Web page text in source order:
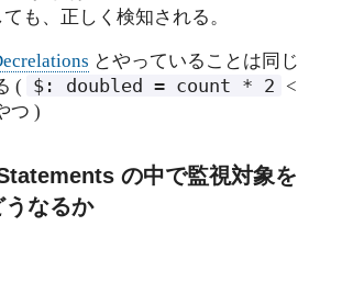
も、正しく検知される。
とやっていることは同じ
(
$: doubled = count * 2
<
つ )
の中で監視対象を
うなるか